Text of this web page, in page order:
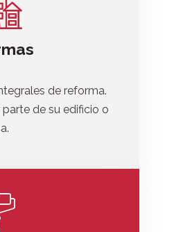
de reforma.
de su edificio o